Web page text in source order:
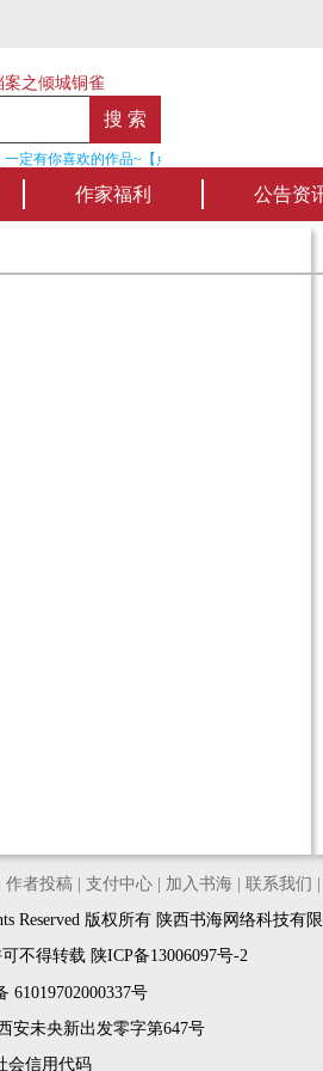
案之倾城铜雀
有你喜欢的作品~【点我收听】
作家福利 公告资
作者投稿| 支付中心| 加入书海| 联系我们
Reserved 版权所有 陕西书海网络科技有
不得转载 陕ICP备13006097号-2
61019702000337号
安未央新出发零字第647号
会信用代码